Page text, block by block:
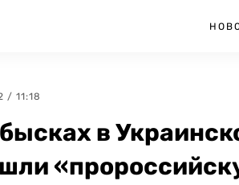
/ 11:18
в